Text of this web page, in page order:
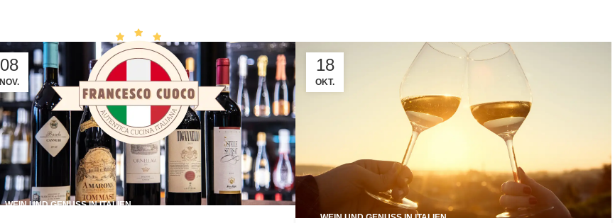
08
NOV.
WEIN UND GENUSS IN ITALIEN
18
OKT.
WEIN UND GENUSS IN ITALIEN